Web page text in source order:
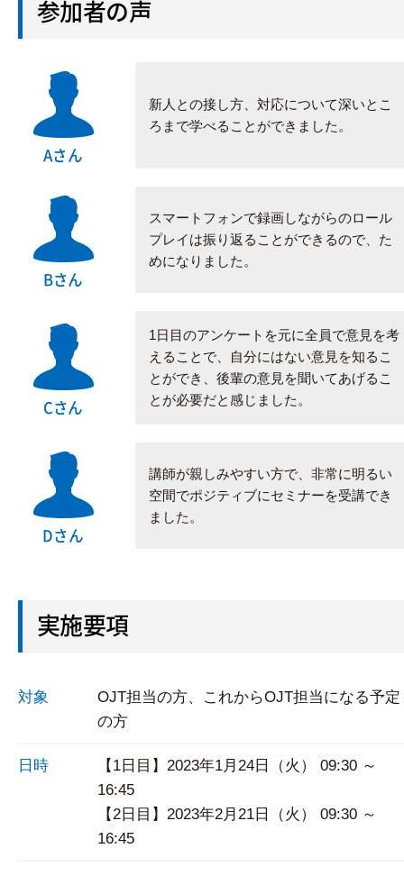
参加者の声
Aさん
新人との接し方、対応について深いとこ
ろまで学べることができました。
Bさん
スマートフォンで録画しながらのロール
プレイは振り返ることができるので、た
めになりました。
Cさん
1日目のアンケートを元に全員で意見を考
えることで、自分にはない意見を知るこ
とができ、後輩の意見を聞いてあげるこ
とが必要だと感じました。
Dさん
講師が親しみやすい方で、非常に明るい
空間でポジティブにセミナーを受講でき
ました。
実施要項
対象
OJT担当の方、これからOJT担当になる予定
の方
日時
【1日目】2023年1月24日（火） 09:30 ～
16:45
【2日目】2023年2月21日（火） 09:30 ～
16:45